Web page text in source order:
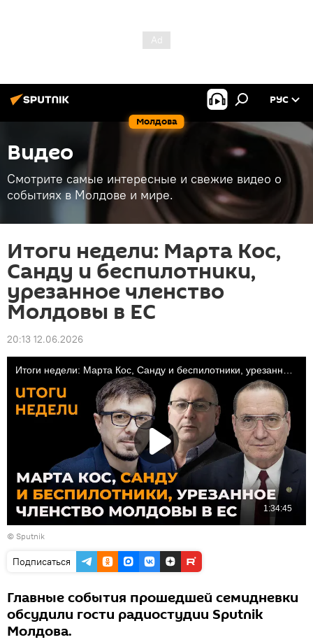
Молдова
РУС
Видео
Смотрите самые интересные и свежие видео о
событиях в Молдове и мире.
Итоги недели: Марта Кос,
Санду и беспилотники,
урезанное членство
Молдовы в ЕС
20:13 12.06.2026
© Sputnik
Подписаться
Главные события прошедшей семидневки
обсудили гости радиостудии Sputnik
Молдова.